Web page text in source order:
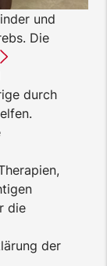
und
Die
durch
die
der